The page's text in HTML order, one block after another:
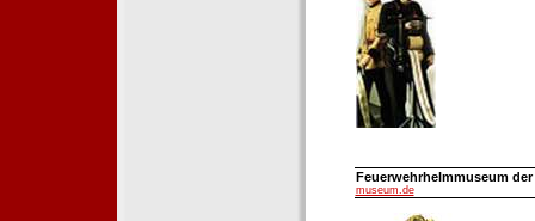
Feuerwehrhelmmuseum
museum.de